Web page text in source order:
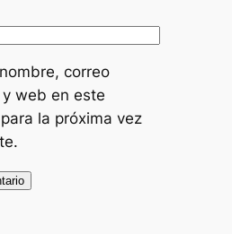
correo
web en este
la próxima vez